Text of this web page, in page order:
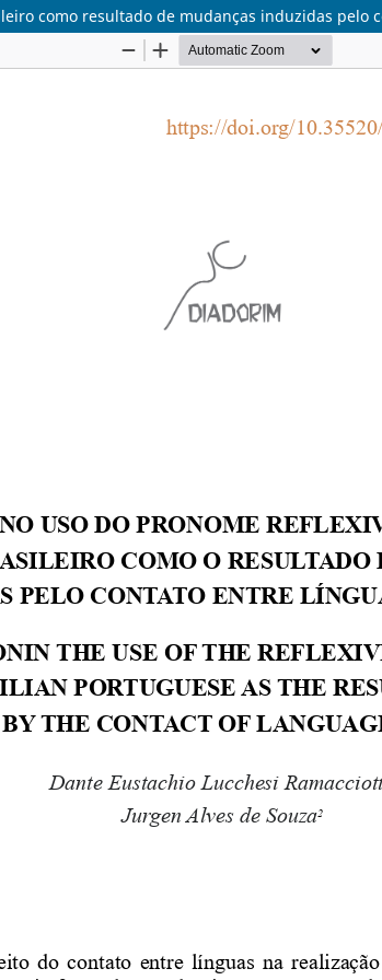
como resultado de mudanças induzidas pelo